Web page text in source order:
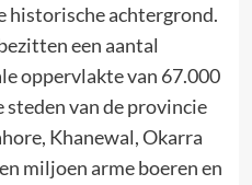
historische achtergrond.
een aantal
oppervlakte van 67.000
van de provincie
Khanewal, Okarra
miljoen arme boeren en